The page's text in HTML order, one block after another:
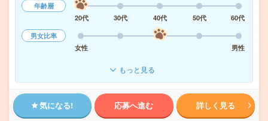
年齢層
20代
30代 40代 50代
60代
男女比率
女性
男性
もっと見る
気になる! 応募へ進む 詳しく見る